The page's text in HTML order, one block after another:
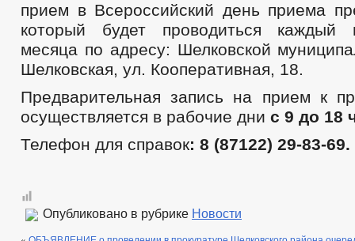
прием в Всероссийский день приема
который будет проводиться каждый
месяца по адресу: Шелковской
Шелковская, ул. Кооперативная, 18.
Предварительная запись на прием к
осуществляется в рабочие дни с 9 до 18
Телефон для справок: 8 (87122) 29-83-69.
Опубликовано в рубрике Новости